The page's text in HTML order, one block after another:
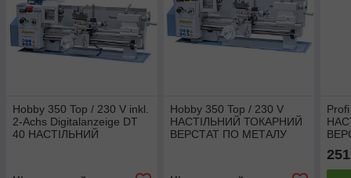
Hobby 350 Top / 230 V inkl.
2-Achs Digitalanzeige DT
40 НАСТІЛЬНИЙ
Hobby 350 Top / 230 V
НАСТІЛЬНИЙ ТОКАРНИЙ
ВЕРСТАТ ПО МЕТАЛУ